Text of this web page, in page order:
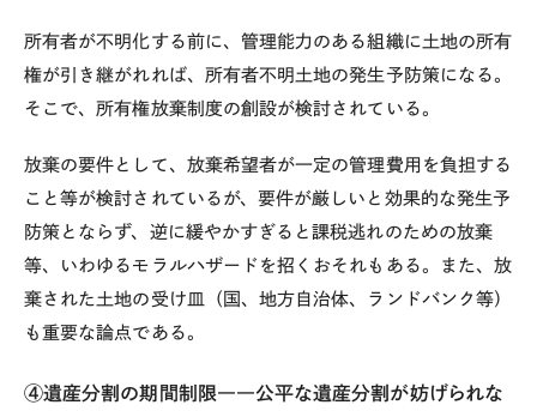
所有者が不明化する前に、管理能力のある組織に土地の所有
権が引き継がれれば、所有者不明土地の発生予防策になる。
そこで、所有権放棄制度の創設が検討されている。
放棄の要件として、放棄希望者が一定の管理費用を負担する
こと等が検討されているが、要件が厳しいと効果的な発生予
防策とならず、逆に緩やかすぎると課税逃れのための放棄
等、いわゆるモラルハザードを招くおそれもある。また、放
棄された土地の受け皿（国、地方自治体、ランドバンク等）
も重要な論点である。
④遺産分割の期間制限――公平な遺産分割が妨げられな